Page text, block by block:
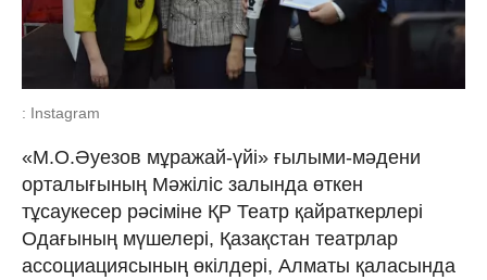
: Instagram
«М.О.Әуезов мұражай-үйі» ғылыми-мәдени
орталығының Мәжіліс залында өткен
тұсаукесер рәсіміне ҚР Театр қайраткерлері
Одағының мүшелері, Қазақстан театрлар
ассоциациясының өкілдері, Алматы қаласында